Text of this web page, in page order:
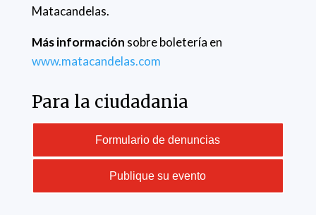
Matacandelas.
Más información sobre boletería en
www.matacandelas.com
Para la ciudadania
Formulario de denuncias
Publique su evento